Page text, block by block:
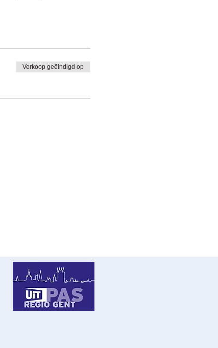
Verkoop geëindigd op